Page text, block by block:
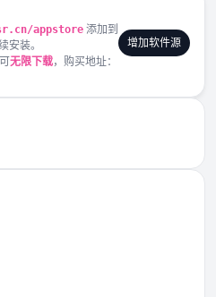
appstore 添加到
安装。
无限下载，购买地址：
增加软件源